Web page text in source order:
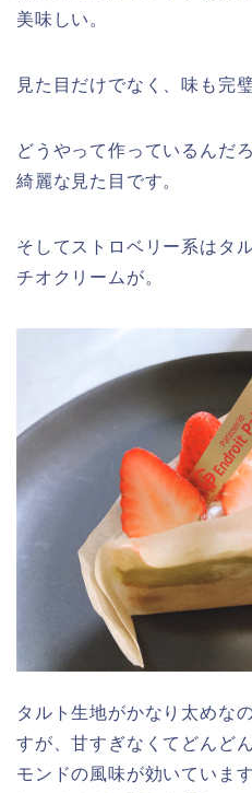
美味しい。
見た目だけでなく、味も完
どうやって作っているんだ
綺麗な見た目です。
そしてストロベリー系はタ
チオクリームが。
タルト生地がかなり太めな
すが、甘すぎなくてどんど
モンドの風味が効いていま